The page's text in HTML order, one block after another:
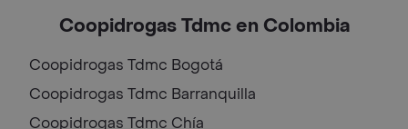
Coopidrogas Tdmc en Colombia
Coopidrogas Tdmc Bogotá
Coopidrogas Tdmc Barranquilla
Coopidrogas Tdmc Chía